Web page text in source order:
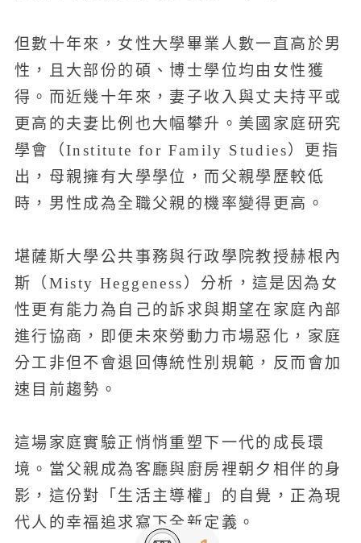
但數十年來，女性大學畢業人數一直高於男
性，且大部份的碩、博士學位均由女性獲
得。而近幾十年來，妻子收入與丈夫持平或
更高的夫妻比例也大幅攀升。美國家庭研究
學會（Institute for Family Studies）更指
出，母親擁有大學學位，而父親學歷較低
時，男性成為全職父親的機率變得更高。
堪薩斯大學公共事務與行政學院教授赫根內
斯（Misty Heggeness）分析，這是因為女
性更有能力為自己的訴求與期望在家庭內部
進行協商，即便未來勞動力市場惡化，家庭
分工非但不會退回傳統性別規範，反而會加
速目前趨勢。
這場家庭實驗正悄悄重塑下一代的成長環
境。當父親成為客廳與廚房裡朝夕相伴的身
影，這份對「生活主導權」的自覺，正為現
代人的幸福追求寫下全新定義。